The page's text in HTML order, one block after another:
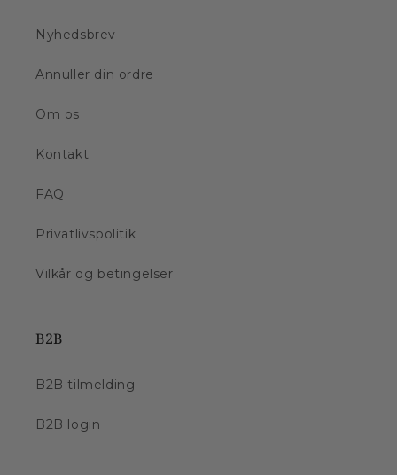
Nyhedsbrev
Annuller din ordre
Om os
Kontakt
FAQ
Privatlivspolitik
Vilkår og betingelser
B2B
B2B tilmelding
B2B login